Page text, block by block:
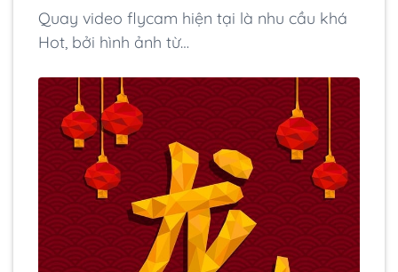
Quay video flycam hiện tại là nhu cầu khá
Hot, bởi hình ảnh từ…